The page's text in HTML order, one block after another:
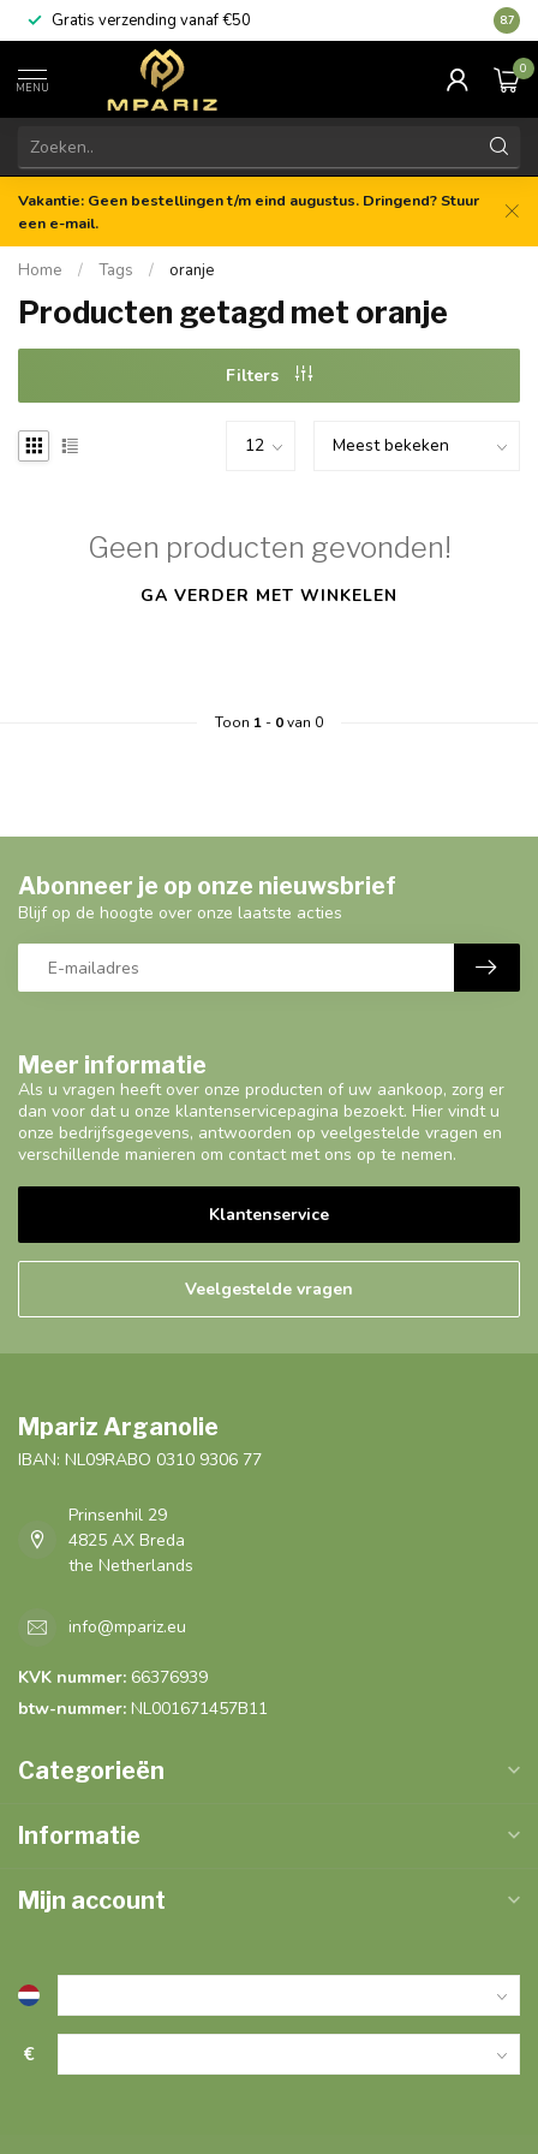
Gratis verzending vanaf €50 8.7
MENU
0
Vakantie: Geen bestellingen t/m eind augustus. Dringend? Stuur
een e-mail.
Home / Tags / oranje
Producten getagd met oranje
Filters
Geen producten gevonden!
GA VERDER MET WINKELEN
Toon 1- 0van 0
Meer informatie
Als u vragen heeft over onze producten of uw aankoop, zorg er
dan voor dat u onze klantenservicepagina bezoekt. Hier vindt u
onze bedrijfsgegevens, antwoorden op veelgestelde vragen en
verschillende manieren om contact met ons op te nemen.
Klantenservice
Veelgestelde vragen
Abonneer je op onze nieuwsbrief
Blijf op de hoogte over onze laatste acties
Mpariz Arganolie
IBAN: NL09RABO 0310 9306 77
Prinsenhil 29
4825 AX Breda
the Netherlands
info@mpariz.eu
KVK nummer: 66376939
btw-nummer: NL001671457B11
Categorieën
Informatie
Mijn account
€